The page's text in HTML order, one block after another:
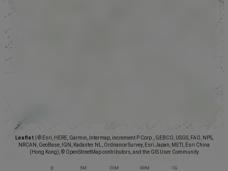
Leaflet
© Esri, HERE, Garmin, Intermap, increment P Corp., GEBCO, USGS, FAO, NPS,
NRCAN, GeoBase, IGN, Kadaster NL, Ordnance Survey, Esri Japan, METI, Esri China
(Hong Kong), © OpenStreetMap contributors, and the GIS User Community